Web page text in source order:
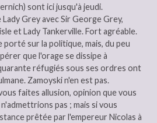
sont ici jusqu'à jeudi.
Lady Grey avec Sir George Grey,
et Lady Tankerville. Fort agréable.
porté sur la politique, mais, du peu
que l'orage se dissipe à
réfugiés sous ses ordres ont
Zamoyski n'en est pas.
faites allusion, opinion que vous
pas ; mais si vous
prêtée par l'empereur Nicolas à